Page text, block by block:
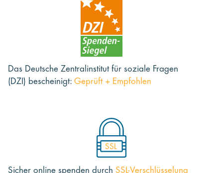
Das Deutsche Zentralinstitut für soziale Fragen
(DZI) bescheinigt: Geprüft + Empfohlen
SSL
Sicher online spenden durch SSL-Verschlüsselung